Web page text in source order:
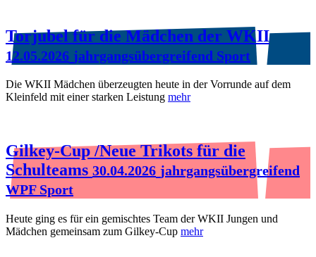
Torjubel für die Mädchen der WKII
12.05.2026 jahrgangsübergreifend Sport
Die WKII Mädchen überzeugten heute in der Vorrunde auf dem
Kleinfeld mit einer starken Leistung mehr
Gilkey-Cup /Neue Trikots für die
Schulteams 30.04.2026 jahrgangsübergreifend
WPF Sport
Heute ging es für ein gemischtes Team der WKII Jungen und
Mädchen gemeinsam zum Gilkey-Cup mehr